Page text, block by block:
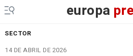
europa
SECTOR
14 DE ABRIL DE 2026